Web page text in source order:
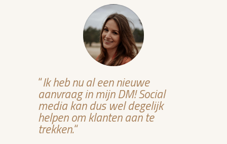
“Ik heb nu al een nieuwe
aanvraag in mijn DM! Social
media kan dus wel degelijk
helpen om klanten aan te
trekken.“